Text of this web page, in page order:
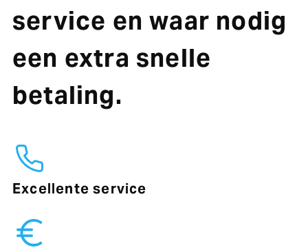
service en waar nodig
een extra snelle
betaling.
Excellente service